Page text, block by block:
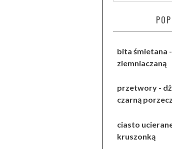
bita śmietana
ziemniaczaną
przetwory -
czarną
ciasto
kruszonką